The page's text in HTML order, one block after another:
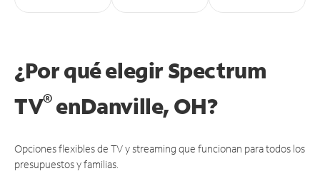
¿Por qué elegir Spectrum
TV®enDanville, OH?
Opciones flexibles de TV y streaming que funcionan para todos los
presupuestos y familias.